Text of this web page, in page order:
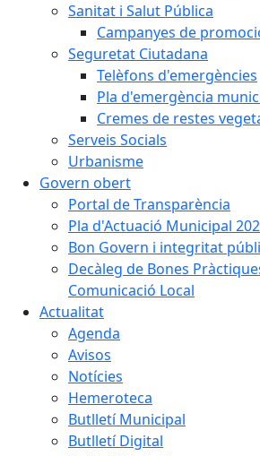
Sanitat i Salut Pública
Campanyes de
Seguretat Ciutadana
Telèfons d'emergències
Pla d'emergència
Cremes de restes
Serveis Socials
Urbanisme
Govern obert
Portal de Transparència
Pla d'Actuació Municipal
Bon Govern i integritat
Decàleg de Bones
Comunicació Local
Actualitat
Agenda
Avisos
Notícies
Hemeroteca
Butlletí Municipal
Butlletí Digital